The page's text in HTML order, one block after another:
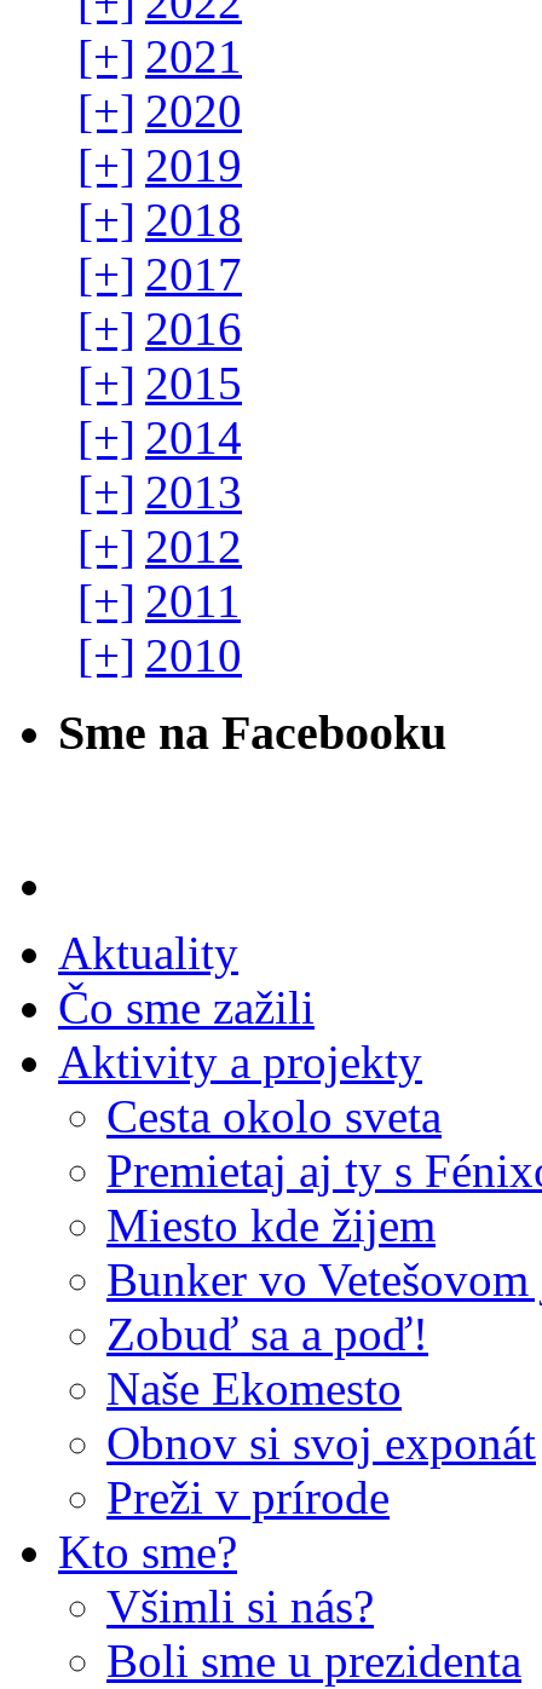
[+] 2021
[+] 2020
[+] 2019
[+] 2018
[+] 2017
[+] 2016
[+] 2015
[+] 2014
[+] 2013
[+] 2012
[+] 2011
[+] 2010
Sme na Facebooku
Aktuality
Čo sme zažili
Aktivity a projekty
Cesta okolo sveta
Premietaj aj ty s
Miesto kde žijem
Bunker vo
Zobuď sa a poď!
Naše Ekomesto
Obnov si svoj exponát
Preži v prírode
Kto sme?
Všimli si nás?
Boli sme u prezidenta